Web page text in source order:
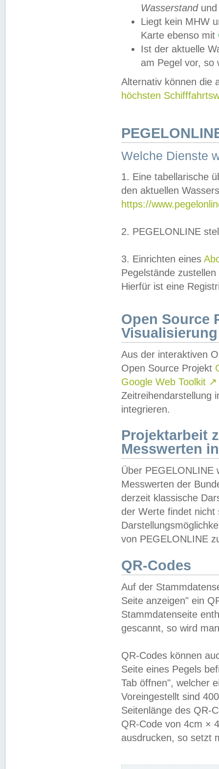
Wasserstandund
Liegt kein MHW
Karte ebenso mit
Ist der aktuelle
am Pegel vor,
Alternativ können die
höchsten
Welche Dienste
1. Eine tabellarische
den aktuellen
https://
2. PEGELONLINE
3. Einrichten eines
Pegelstände
Hierfür ist eine
Open Source
Visualisierung
Aus der interaktiven
Open Source Projekt
Google Web Toolkit ↗
Zeitreihendarstellung
integrieren.
Projektarbeit
Messwerten
Über PEGELONLINE
Messwerten der
derzeit klassische
der Werte findet
von PEGELONLINE
QR-Codes
Auf der
Seite anzeigen" ein
Stammdatenseite
gescannt, so wird
QR-Codes können
Seite eines Pegels
Tab öffnen", welcher
Voreingestellt sind
Seitenlänge des QR-
QR-Code von 4cm ×
ausdrucken, so setzt